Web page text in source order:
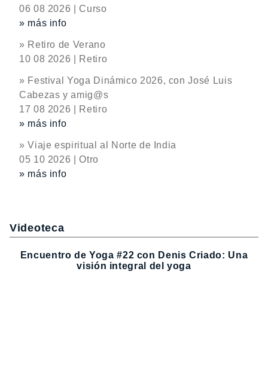
06 08 2026 | Curso
» más info
» Retiro de Verano
10 08 2026 | Retiro
» Festival Yoga Dinámico 2026, con José Luis
Cabezas y amig@s
17 08 2026 | Retiro
» más info
» Viaje espiritual al Norte de India
05 10 2026 | Otro
» más info
Videoteca
Encuentro de Yoga #22 con Denis Criado: Una
visión integral del yoga